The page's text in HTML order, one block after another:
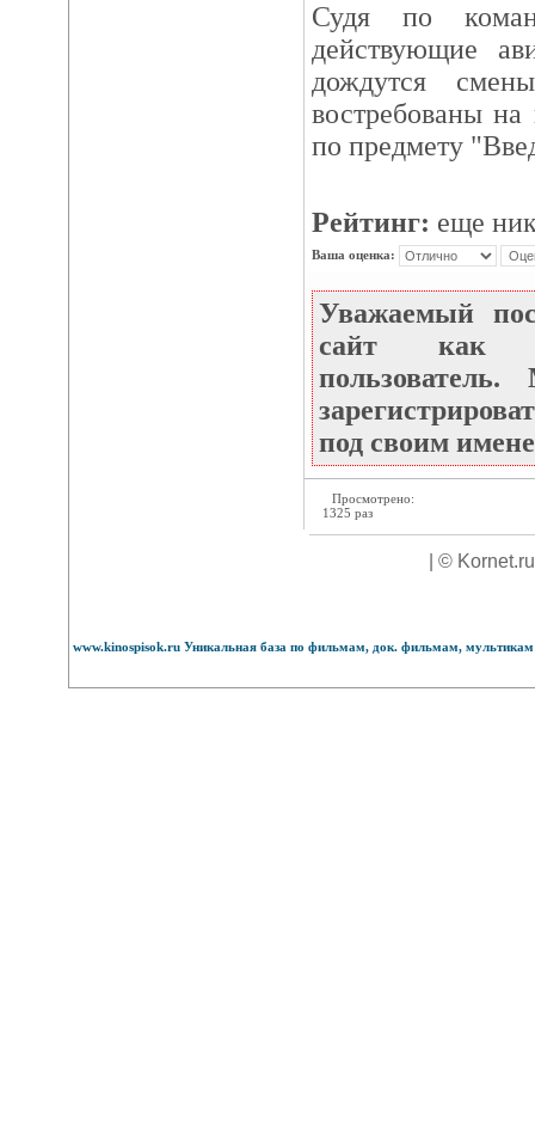
Судя по
действующие
дождутся
востребованы на
по предмету
Рейтинг: еще
Ваша оценка:
Уважаемый
сайт как
под своим
Просмотрено:
1325 раз
| ©
www.kinospisok.ru Уникальная база по фильмам, док. фильмам,